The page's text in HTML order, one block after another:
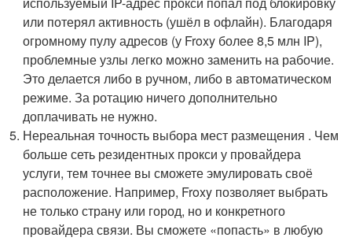
или потерял активность (ушёл в офлайн). Благодаря
огромному пулу адресов (у Froxy более 8,5 млн IP),
проблемные узлы легко можно заменить на рабочие.
Это делается либо в ручном, либо в автоматическом
режиме. За ротацию ничего дополнительно
доплачивать не нужно.
Нереальная точность выбора мест размещения . Чем
больше сеть резидентных прокси у провайдера
услуги, тем точнее вы сможете эмулировать своё
расположение. Например, Froxy позволяет выбрать
не только страну или город, но и конкретного
провайдера связи. Вы сможете «попасть» в любую